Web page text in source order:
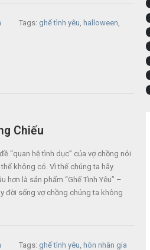
Tags: ghế tình yêu, halloween,
Chiếu
đề “quan hệ tình dục” của vợ chồng nói
không có. Vì thế chúng ta hãy
hơn là sản phẩm “Ghế Tình Yêu” –
đời sống vợ chồng chúng ta không
Tags: ghế tình yêu, hôn nhân gia